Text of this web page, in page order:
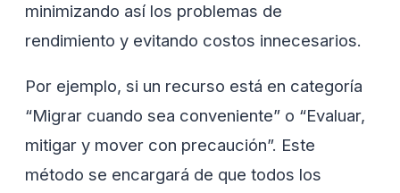
minimizando así los problemas de
rendimiento y evitando costos innecesarios.
Por ejemplo, si un recurso está en categoría
“Migrar cuando sea conveniente” o “Evaluar,
mitigar y mover con precaución”. Este
método se encargará de que todos los